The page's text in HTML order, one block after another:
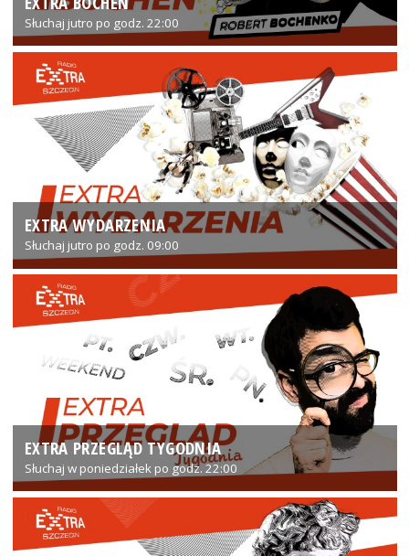
Słuchaj jutro po godz. 22:00
EXTRA WYDARZENIA
Słuchaj jutro po godz. 09:00
EXTRA PRZEGLĄD TYGODNIA
Słuchaj w poniedziałek po godz. 22:00